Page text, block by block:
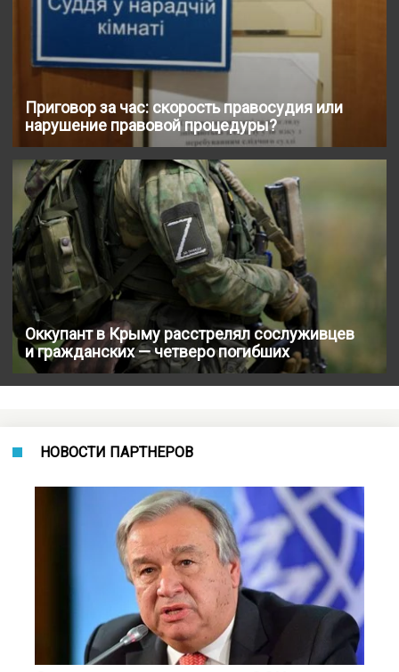
Приговор за час: скорость правосудия или
нарушение правовой процедуры?
Оккупант в Крыму расстрелял сослуживцев
и гражданских — четверо погибших
НОВОСТИ ПАРТНЕРОВ